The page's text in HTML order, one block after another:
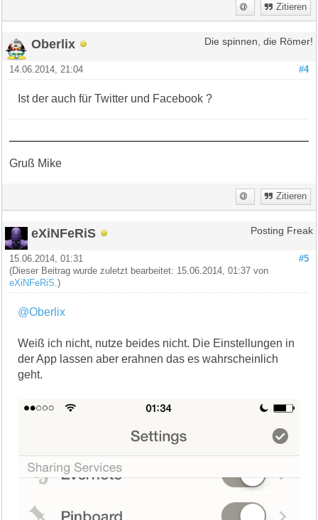
Zitieren
Oberlix Die spinnen, die Römer!
#4
14.06.2014, 21:04
Ist der auch für Twitter und Facebook ?
Gruß Mike
Zitieren
eXiNFeRiS Posting Freak
#5
15.06.2014, 01:31
(Dieser Beitrag wurde zuletzt bearbeitet: 15.06.2014, 01:37 von
eXiNFeRiS .)
@Oberlix
Weiß ich nicht, nutze beides nicht. Die Einstellungen in
der App lassen aber erahnen das es wahrscheinlich
geht.